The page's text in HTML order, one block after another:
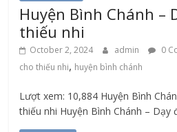
Huyện Bình Chánh –
thiếu nhi
October 2, 2024 admin 0
cho thiếu nhi, huyện bình chánh
Lượt xem: 10,884 Huyện Bình
thiếu nhi Huyện Bình Chánh – Dạy